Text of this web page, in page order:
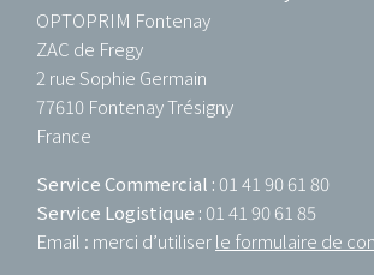
OPTOPRIM Fontenay
ZAC de Fregy
2 rue Sophie Germain
77610 Fontenay Trésigny
France
Service Commercial : 01 41 90 61 80
Service Logistique : 01 41 90 61 85
Email : merci d’utiliserle formulaire de